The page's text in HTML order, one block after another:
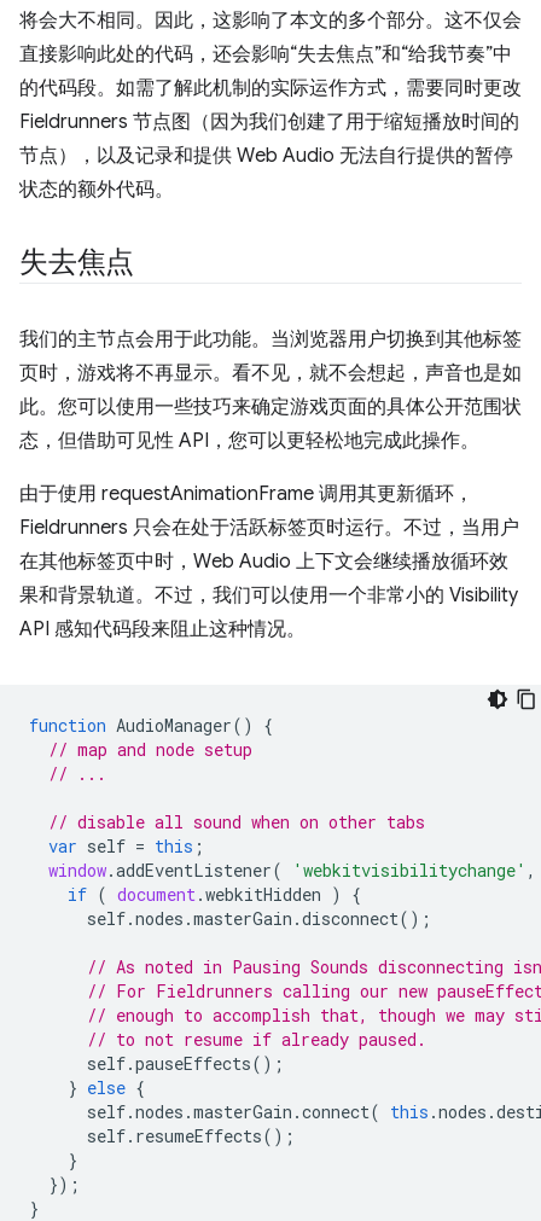
将会大不相同。因此，这影响了本文的多个部分。这不仅会
直接影响此处的代码，还会影响“失去焦点”和“给我节奏”中
的代码段。如需了解此机制的实际运作方式，需要同时更改
Fieldrunners 节点图（因为我们创建了用于缩短播放时间的
节点），以及记录和提供 Web Audio 无法自行提供的暂停
状态的额外代码。
失去焦点
我们的主节点会用于此功能。当浏览器用户切换到其他标签
页时，游戏将不再显示。看不见，就不会想起，声音也是如
此。您可以使用一些技巧来确定游戏页面的具体公开范围状
态，但借助可见性 API，您可以更轻松地完成此操作。
由于使用 requestAnimationFrame 调用其更新循环，
Fieldrunners 只会在处于活跃标签页时运行。不过，当用户
在其他标签页中时，Web Audio 上下文会继续播放循环效
果和背景轨道。不过，我们可以使用一个非常小的 Visibility
API 感知代码段来阻止这种情况。
function AudioManager()
{
// map and node setup
// ...
// disable all sound when on other tabs
var self = this ;
window.addEventListener( 'webkitvisibilitychange' ,
if ( document.webkitHidden )
{
self.nodes .masterGain .disconnect();
// As noted in Pausing Sounds disconnecting
// For Fieldrunners calling our new
// enough to accomplish that, though we may
// to not resume if already paused.
self.pauseEffects();
} else {
self.nodes .masterGain .connect( this .nodes .
self. resumeEffects();
}
});
}